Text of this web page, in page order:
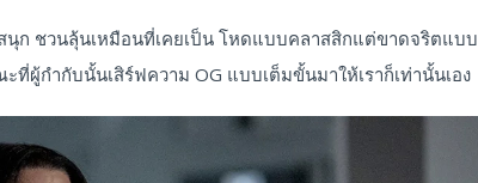
นุก ชวนลุ้นเหมือนที่เคยเป็น โหดแบบคลาสสิกแต่ขาดจริตแบบ
ผู้กำกับนั้นเสิร์ฟความ OG แบบเต็มขั้นมาให้เราก็เท่านั้นเอง